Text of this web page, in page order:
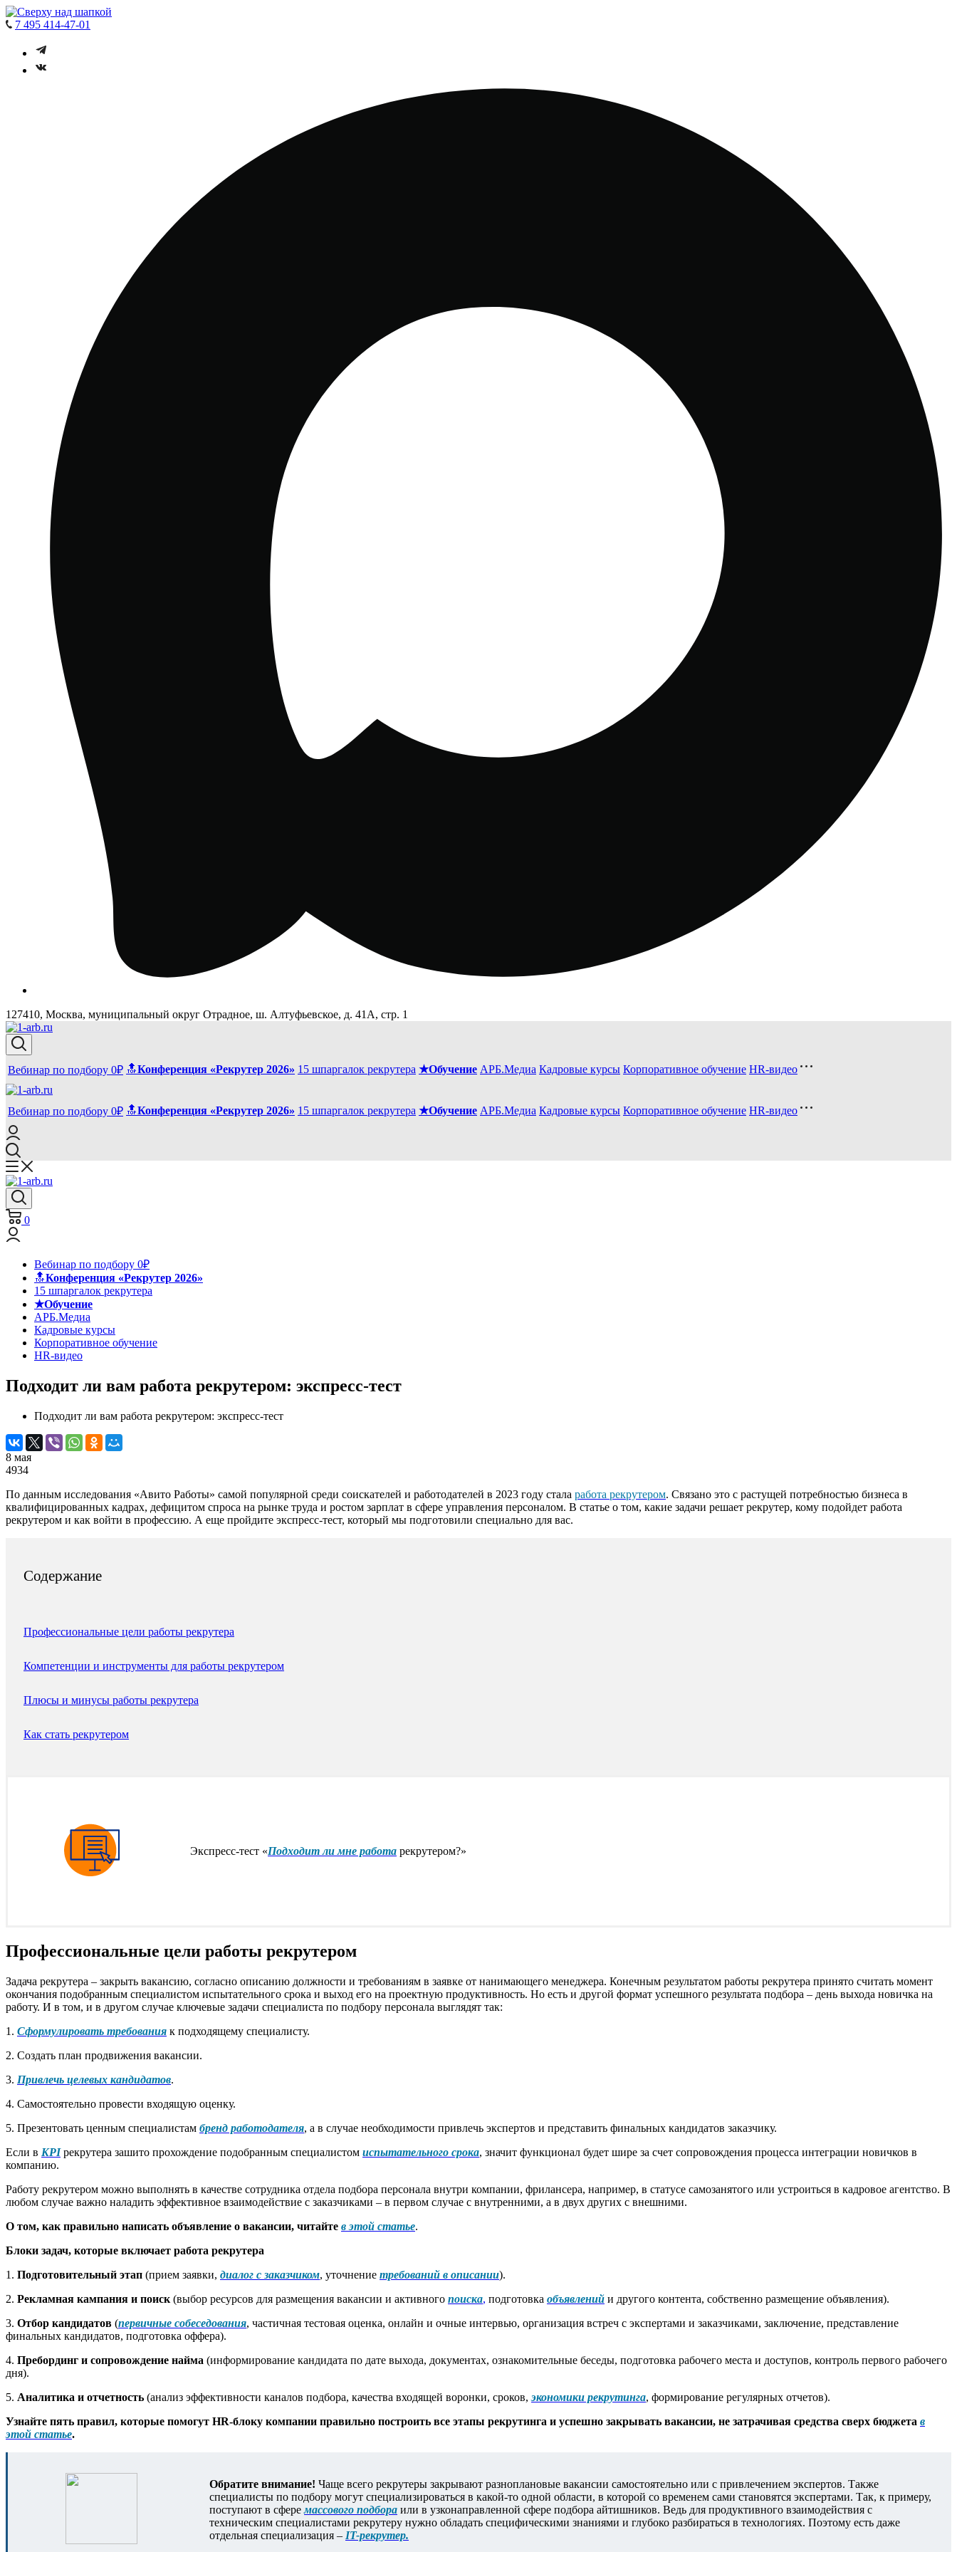
7 495 414-47-01
127410, Москва, муниципальный округ Отрадное, ш. Алтуфьевское, д. 41А, стр. 1
Вебинар по подбору 0₽ 🔝Конференция «Рекрутер 2026» 15 шпаргалок рекрутера ★Обучение АРБ.Медиа Кадровые курсы Корпоративное обучение HR-видео
Вебинар по подбору 0₽ 🔝Конференция «Рекрутер 2026» 15 шпаргалок рекрутера ★Обучение АРБ.Медиа Кадровые курсы Корпоративное обучение HR-видео
0
Вебинар по подбору 0₽
🔝Конференция «Рекрутер 2026»
15 шпаргалок рекрутера
★Обучение
АРБ.Медиа
Кадровые курсы
Корпоративное обучение
HR-видео
Подходит ли вам работа рекрутером: экспресс-тест
Подходит ли вам работа рекрутером: экспресс-тест
8 мая
4934
По данным исследования «Авито Работы» самой популярной среди соискателей и работодателей в 2023 году стала работа рекрутером. Связано это с растущей потребностью бизнеса в
квалифицированных кадрах, дефицитом спроса на рынке труда и ростом зарплат в сфере управления персоналом. В статье о том, какие задачи решает рекрутер, кому подойдет работа
рекрутером и как войти в профессию. А еще пройдите экспресс-тест, который мы подготовили специально для вас.
Содержание
Профессиональные цели работы рекрутера
Компетенции и инструменты для работы рекрутером
Плюсы и минусы работы рекрутера
Как стать рекрутером
Экспресс-тест «Подходит ли мне работа рекрутером?»
Профессиональные цели работы рекрутером
Задача рекрутера – закрыть вакансию, согласно описанию должности и требованиям в заявке от нанимающего менеджера. Конечным результатом работы рекрутера принято считать момент
окончания подобранным специалистом испытательного срока и выход его на проектную продуктивность. Но есть и другой формат успешного результата подбора – день выхода новичка на
работу. И в том, и в другом случае ключевые задачи специалиста по подбору персонала выглядят так:
1. Сформулировать требования к подходящему специалисту.
2. Создать план продвижения вакансии.
3. Привлечь целевых кандидатов.
4. Самостоятельно провести входящую оценку.
5. Презентовать ценным специалистам бренд работодателя, а в случае необходимости привлечь экспертов и представить финальных кандидатов заказчику.
Если в KPI рекрутера зашито прохождение подобранным специалистом испытательного срока, значит функционал будет шире за счет сопровождения процесса интеграции новичков в
компанию.
Работу рекрутером можно выполнять в качестве сотрудника отдела подбора персонала внутри компании, фрилансера, например, в статусе самозанятого или устроиться в кадровое агентство. В
любом случае важно наладить эффективное взаимодействие с заказчиками – в первом случае с внутренними, а в двух других с внешними.
О том, как правильно написать объявление о вакансии, читайте в этой статье.
Блоки задач, которые включает работа рекрутера
1. Подготовительный этап (прием заявки, диалог с заказчиком, уточнение требований в описании).
2. Рекламная кампания и поиск (выбор ресурсов для размещения вакансии и активного поиска, подготовка объявлений и другого контента, собственно размещение объявления).
3. Отбор кандидатов (первичные собеседования, частичная тестовая оценка, онлайн и очные интервью, организация встреч с экспертами и заказчиками, заключение, представление
финальных кандидатов, подготовка оффера).
4. Пребординг и сопровождение найма (информирование кандидата по дате выхода, документах, ознакомительные беседы, подготовка рабочего места и доступов, контроль первого рабочего
дня).
5. Аналитика и отчетность (анализ эффективности каналов подбора, качества входящей воронки, сроков,экономики рекрутинга, формирование регулярных отчетов).
Узнайте пять правил, которые помогут HR-блоку компании правильно построить все этапы рекрутинга и успешно закрывать вакансии, не затрачивая средства сверх бюджета в
этой статье.
Обратите внимание! Чаще всего рекрутеры закрывают разноплановые вакансии самостоятельно или с привлечением экспертов. Также
специалисты по подбору могут специализироваться в какой-то одной области, в которой со временем сами становятся экспертами. Так, к примеру,
поступают в сферемассового подбора или в узконаправленной сфере подбора айтишников. Ведь для продуктивного взаимодействия с
техническим специалистами рекрутеру нужно обладать специфическими знаниями и глубоко разбираться в технологиях. Поэтому есть даже
отдельная специализация – IT-рекрутер.